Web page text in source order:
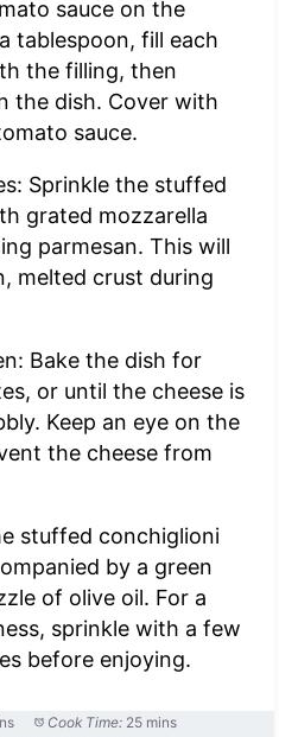
sauce on the
tablespoon, fill each
the filling, then
the dish. Cover with
sauce.
Sprinkle the stuffed
grated mozzarella
parmesan. This will
melted crust during
Bake the dish for
or until the cheese is
Keep an eye on the
the cheese from
stuffed conchiglioni
by a green
of olive oil. For a
sprinkle with a few
before enjoying.
Cook Time: 25 mins